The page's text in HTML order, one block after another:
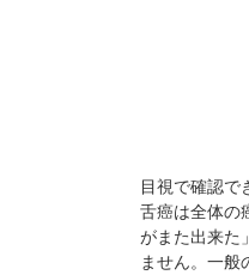
目視で確認で
舌癌は全体の
がまた出来た
ません。一般